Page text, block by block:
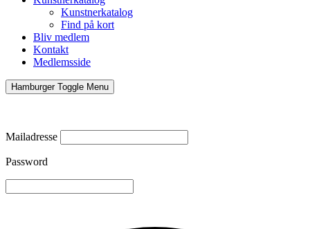
Kunstnerkatalog
Find på kort
Bliv medlem
Kontakt
Medlemsside
Hamburger Toggle Menu
Mailadresse
Password